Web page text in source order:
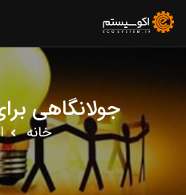
جولانگاهی
خانه